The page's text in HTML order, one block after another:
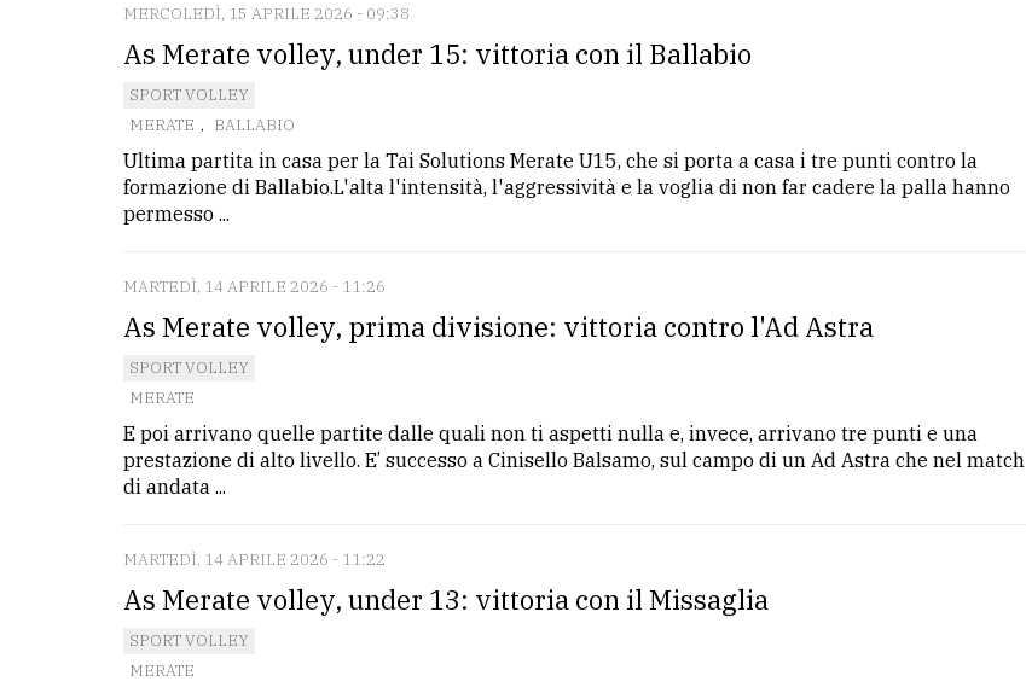
MERCOLEDÌ, 15 APRILE 2026 - 09:38
As Merate volley, under 15: vittoria con il Ballabio
SPORT VOLLEY
MERATE , BALLABIO
Ultima partita in casa per la Tai Solutions Merate U15, che si porta a casa i tre punti contro la
formazione di Ballabio.L'alta l'intensità, l'aggressività e la voglia di non far cadere la palla hanno
permesso ...
MARTEDÌ, 14 APRILE 2026 - 11:26
As Merate volley, prima divisione: vittoria contro l'Ad Astra
SPORT VOLLEY
MERATE
E poi arrivano quelle partite dalle quali non ti aspetti nulla e, invece, arrivano tre punti e una
prestazione di alto livello. E’ successo a Cinisello Balsamo, sul campo di un Ad Astra che nel match
di andata ...
MARTEDÌ, 14 APRILE 2026 - 11:22
As Merate volley, under 13: vittoria con il Missaglia
SPORT VOLLEY
MERATE